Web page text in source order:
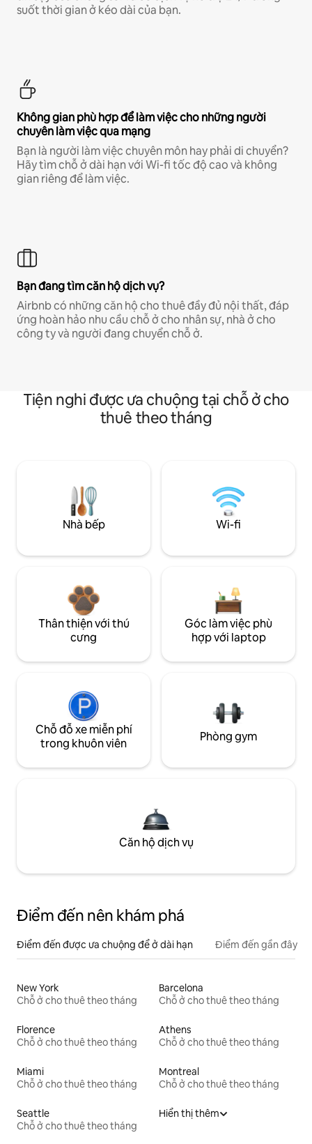
suốt thời gian ở kéo dài của bạn.
Không gian phù hợp để làm việc cho những người
chuyên làm việc qua mạng
Bạn là người làm việc chuyên môn hay phải di chuyển?
Hãy tìm chỗ ở dài hạn với Wi-fi tốc độ cao và không
gian riêng để làm việc.
Bạn đang tìm căn hộ dịch vụ?
Airbnb có những căn hộ cho thuê đầy đủ nội thất, đáp
ứng hoàn hảo nhu cầu chỗ ở cho nhân sự, nhà ở cho
công ty và người đang chuyển chỗ ở.
Tiện nghi được ưa chuộng tại chỗ ở cho
thuê theo tháng
Nhà bếp Wi-fi
Thân thiện với thú
cưng
Góc làm việc phù
hợp với laptop
Chỗ đỗ xe miễn phí
trong khuôn viên
Phòng gym
Căn hộ dịch vụ
Điểm đến nên khám phá
Điểm đến được ưa chuộng để ở dài hạn Điểm đến gần đây
New York
Chỗ ở cho thuê theo tháng
Barcelona
Chỗ ở cho thuê theo tháng
Florence
Chỗ ở cho thuê theo tháng
Athens
Chỗ ở cho thuê theo tháng
Miami
Chỗ ở cho thuê theo tháng
Montreal
Chỗ ở cho thuê theo tháng
Seattle
Chỗ ở cho thuê theo tháng
Hiển thị thêm